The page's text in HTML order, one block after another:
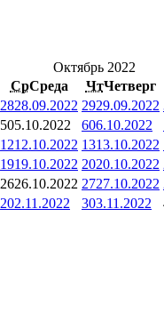
Октябрь 2022
СрСреда ЧтЧетверг
2828.09.2022 2929.09.2022
505.10.2022 606.10.2022
1212.10.2022 1313.10.2022
1919.10.2022 2020.10.2022
2626.10.2022 2727.10.2022
202.11.2022 303.11.2022